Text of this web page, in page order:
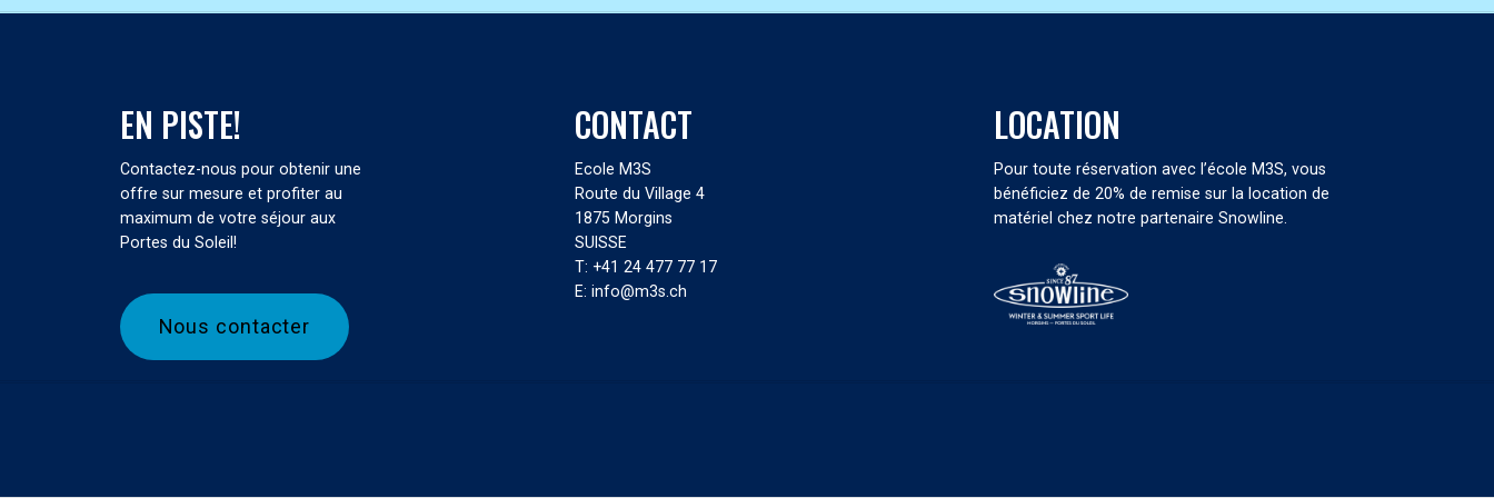
EN PISTE!
Contactez-nous pour obtenir une
offre sur mesure et profiter au
maximum de votre séjour aux
Portes du Soleil!
Nous contacter
CONTACT
Ecole M3S
Route du Village 4
1875 Morgins
SUISSE
T: +41 24 477 77 17
E: info@m3s.ch
LOCATION
Pour toute réservation avec l’école M3S, vous
bénéficiez de 20% de remise sur la location de
matériel chez notre partenaire Snowline.